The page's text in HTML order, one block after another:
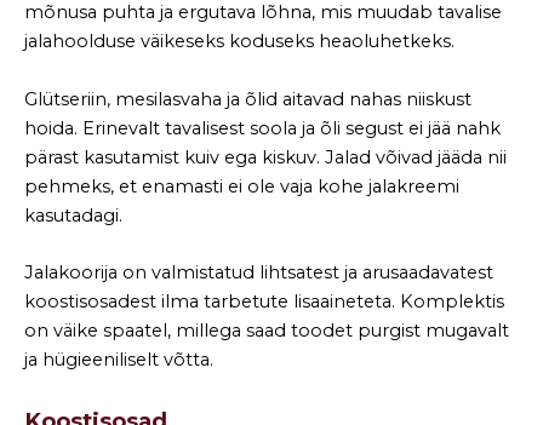
mõnusa puhta ja ergutava lõhna, mis muudab tavalise
jalahoolduse väikeseks koduseks heaoluhetkeks.
Glütseriin, mesilasvaha ja õlid aitavad nahas niiskust
hoida. Erinevalt tavalisest soola ja õli segust ei jää nahk
pärast kasutamist kuiv ega kiskuv. Jalad võivad jääda nii
pehmeks, et enamasti ei ole vaja kohe jalakreemi
kasutadagi.
Jalakoorija on valmistatud lihtsatest ja arusaadavatest
koostisosadest ilma tarbetute lisaaineteta. Komplektis
on väike spaatel, millega saad toodet purgist mugavalt
ja hügieeniliselt võtta.